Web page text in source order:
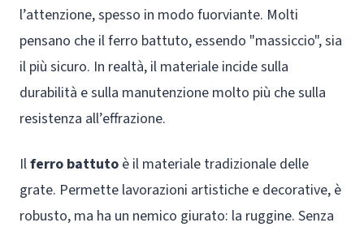
l’attenzione, spesso in modo fuorviante. Molti
pensano che il ferro battuto, essendo "massiccio", sia
il più sicuro. In realtà, il materiale incide sulla
durabilità e sulla manutenzione molto più che sulla
resistenza all’effrazione.
Ilferro battuto è il materiale tradizionale delle
grate. Permette lavorazioni artistiche e decorative, è
robusto, ma ha un nemico giurato: la ruggine. Senza